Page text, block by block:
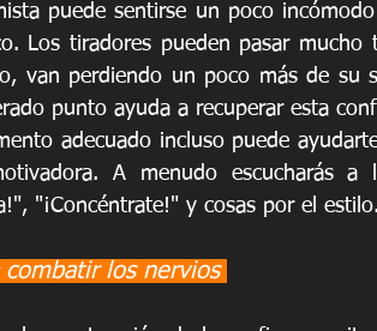
puede sentirse un poco
Los tiradores pueden pasar
van perdiendo un poco más de su
punto ayuda a recuperar esta
adecuado incluso puede
A menudo escucharás a
"¡Concéntrate!" y cosas por el estilo.
combatir los nervios